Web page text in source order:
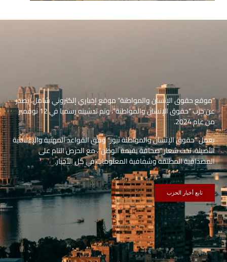
“موقع حقوق الإنسان والمواطنة” موقع إخباري إلكتروني شامل، يصدر
عن حزب “حقوق الإنسان والمواطنة”، وتم تدشينه رسميا في 12 نوفمبر
من عام 2024.
يعمل “حقوق الإنسان والمواطنة نيوز” وفق القواعد المهنية والإعلامية
الأصيلة، تحت شعار “صحافة بقيمة الوطن”، مع الحرص التام على
المصداقية المطلقة وشفافية المعلومات في كل الأخبار.
تابع أخبار الحزب